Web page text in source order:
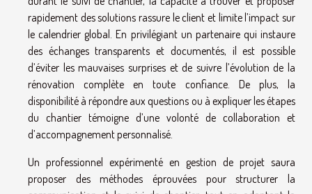
rapidement des solutions rassure le client et limite l’impact sur
le calendrier global. En privilégiant un partenaire qui instaure
des échanges transparents et documentés, il est possible
d’éviter les mauvaises surprises et de suivre l’évolution de la
rénovation complète en toute confiance. De plus, la
disponibilité à répondre aux questions ou à expliquer les étapes
du chantier témoigne d’une volonté de collaboration et
d’accompagnement personnalisé.
Un professionnel expérimenté en gestion de projet saura
proposer des méthodes éprouvées pour structurer la